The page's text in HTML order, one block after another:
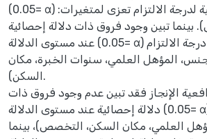
(0.05= α) في الدرجة الكلية لدرجة الالتزام تعزى لمتغيرات:
بينما تبين وجود فروق ذات دلالة إحصائية
عند مستوى الدلالة (0.05= α) في الدرجة الكلية في درجة الالتزام
المؤهل العلمي، سنوات الخبرة، مكان
السكن).
الإنجاز فقد تبين عدم وجود فروق ذات
دلالة إحصائية عند مستوى الدلالة (0.05= α) تعزى لمتغيرات
العلمي، مكان السكن، التخصص)، بينما